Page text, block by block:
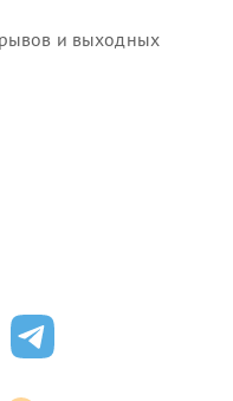
и выходных